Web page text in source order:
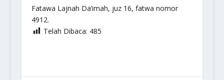
Fatawa Lajnah Da’imah, juz 16, fatwa nomor
4912.
Telah Dibaca: 485